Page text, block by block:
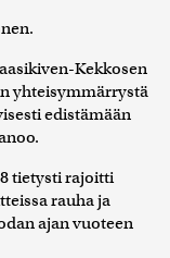
Kekkosen
yhteisymmärrystä
edistämään
tietysti rajoitti
rauha ja
ajan vuoteen